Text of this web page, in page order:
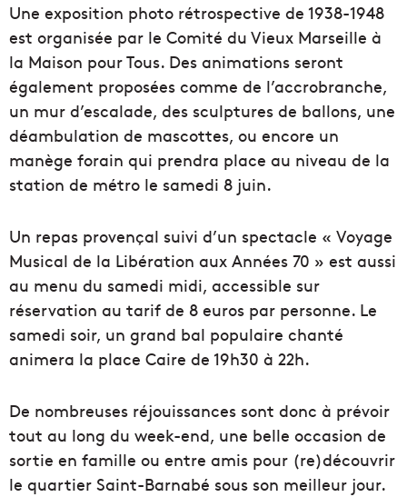
Une exposition photo rétrospective de 1938-1948
est organisée par le Comité du Vieux Marseille à
la Maison pour Tous. Des animations seront
également proposées comme de l’accrobranche,
un mur d’escalade, des sculptures de ballons, une
déambulation de mascottes, ou encore un
manège forain qui prendra place au niveau de la
station de métro le samedi 8 juin.
Un repas provençal suivi d’un spectacle « Voyage
Musical de la Libération aux Années 70 » est aussi
au menu du samedi midi, accessible sur
réservation au tarif de 8 euros par personne. Le
samedi soir, un grand bal populaire chanté
animera la place Caire de 19h30 à 22h.
De nombreuses réjouissances sont donc à prévoir
tout au long du week-end, une belle occasion de
sortie en famille ou entre amis pour (re)découvrir
le quartier Saint-Barnabé sous son meilleur jour.